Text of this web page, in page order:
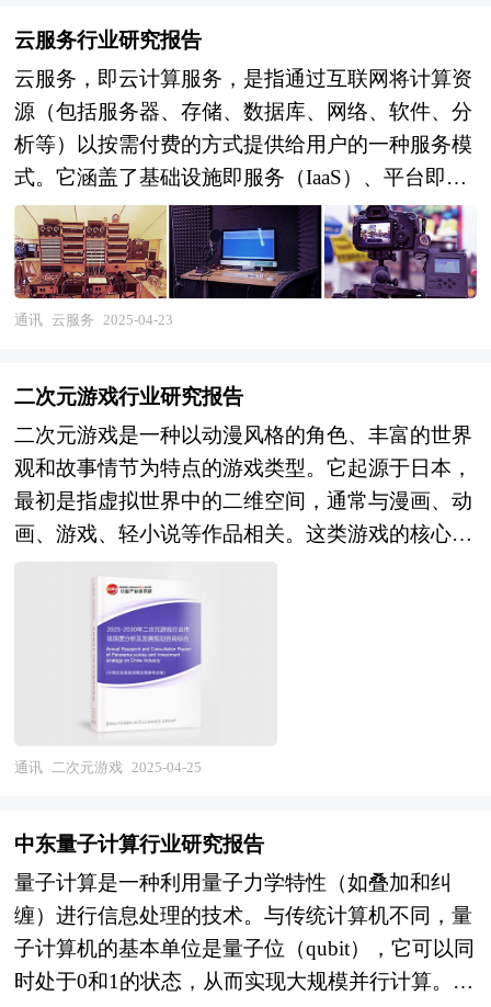
云服务行业研究报告
云服务，即云计算服务，是指通过互联网将计算资
源（包括服务器、存储、数据库、网络、软件、分
析等）以按需付费的方式提供给用户的一种服务模
式。它涵盖了基础设施即服务（IaaS）、平台即服
务（PaaS）和软件即服务（SaaS）等多种类型，满
足了不同用户对于计算资源、开发平台、应用软件
等多样化的需求。 云服务，这一基于互联网的计
算资源共享模式，通过虚拟化技术将计算资源（包
降低了企业的运营成本。 本研究咨询报告由中研
普华咨询公司领衔撰写，在大量周密的市场调研基
础上，主要依据了国家统计局、国家商务部、国家
发改委、国家经济信息中心、国务院发展研究中
心、国家海关总署、全国商业信息中心、中国经济
杂志的基础信息以及云服务专业研究单位等公布和
提供的大量资料。对我国云服务的行业现状、市场
各类经营指标的情况、重点企业状况、区域市场发
展情况等内容进行详细的阐述和深入的分析，着重
对云服务业务的发展进行详尽深入的分析，并根据
云服务行业的政策经济发展环境对云服务行业潜在
服务行业的研究观点，以供投资决策者参考。
通讯 云服务 2025-04-23
二次元游戏行业研究报告
二次元游戏是一种以动漫风格的角色、丰富的世界
观和故事情节为特点的游戏类型。它起源于日本，
最初是指虚拟世界中的二维空间，通常与漫画、动
画、游戏、轻小说等作品相关。这类游戏的核心在
性化和情感连接。例如，《阴阳师》和《FGO》是
两款经典的二次元游戏，它们通过精美的画面、丰
富的剧情和独特的角色设定，吸引了大量年轻玩
家。 二次元游戏市场近年来在全球范围内迅速崛
起，特别是在亚洲地区拥有庞大的粉丝基础。在国
内，随着移动互联网的普及和游戏开发技术的进
升，还通过社交媒体和直播平台形成了活跃的玩家
国际化拓展。通过IP战略的深化，二次元游戏将与
动画、漫画、小说和电影等媒介形式紧密结合，形
成多元化的娱乐生态。例如，一些热门的二次元游
戏会推出同名动画或漫画，进一步扩大其影响力。
通讯 二次元游戏 2025-04-25
中东量子计算行业研究报告
量子计算是一种利用量子力学特性（如叠加和纠
缠）进行信息处理的技术。与传统计算机不同，量
子计算机的基本单位是量子位（qubit），它可以同
时处于0和1的状态，从而实现大规模并行计算。这